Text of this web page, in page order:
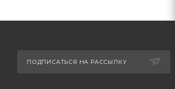
ПОДПИСАТЬСЯ НА РАССЫЛКУ